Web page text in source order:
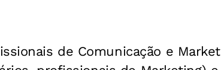
de Comunicação e